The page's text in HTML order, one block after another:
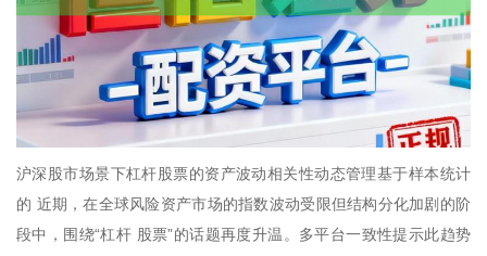
沪深股市场景下杠杆股票的资产波动相关性动态管理基于样本统计
的 近期，在全球风险资产市场的指数波动受限但结构分化加剧的阶
段中，围绕“杠杆 股票”的话题再度升温。多平台一致性提示此趋势